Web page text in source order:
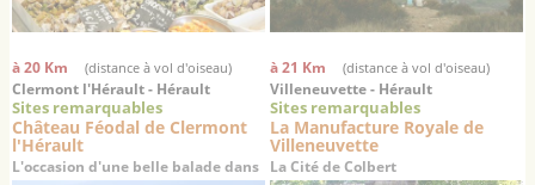
à 20 Km (distance à vol d'oiseau)
Clermont l'Hérault - Hérault
Sites remarquables
Château Féodal de Clermont
l'Hérault
L'occasion d'une belle balade dans
à 21 Km (distance à vol d'oiseau)
Villeneuvette - Hérault
Sites remarquables
La Manufacture Royale de
Villeneuvette
La Cité de Colbert